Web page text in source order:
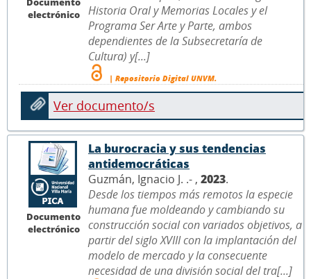
electrónico
Historia Oral y Memorias Locales y el
Programa Ser Arte y Parte, ambos
dependientes de la Subsecretaría de
Cultura) y[...]
| Repositorio Digital UNVM.
Ver documento/s
Documento
electrónico
La burocracia y sus tendencias
antidemocráticas
Guzmán, Ignacio J. .- , 2023.
Desde los tiempos más remotos la especie
humana fue moldeando y cambiando su
construcción social con variados objetivos, a
partir del siglo XVIII con la implantación del
modelo de mercado y la consecuente
necesidad de una división social del tra[...]